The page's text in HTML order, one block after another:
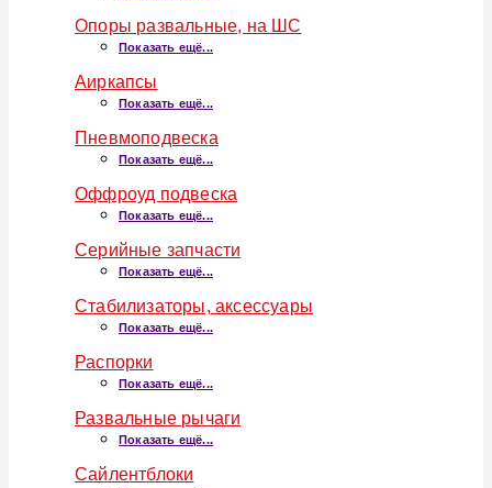
Опоры развальные, на ШС
Показать ещё...
Аиркапсы
Показать ещё...
Пневмоподвеска
Показать ещё...
Оффроуд подвеска
Показать ещё...
Серийные запчасти
Показать ещё...
Стабилизаторы, аксессуары
Показать ещё...
Распорки
Показать ещё...
Развальные рычаги
Показать ещё...
Сайлентблоки